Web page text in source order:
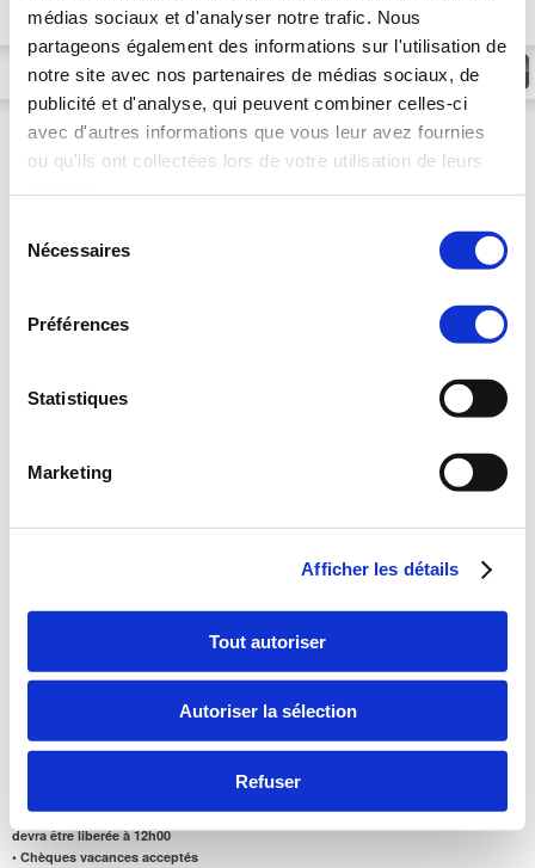
médias sociaux et d'analyser notre trafic. Nous
partageons également des informations sur l'utilisation de
notre site avec nos partenaires de médias sociaux, de
publicité et d'analyse, qui peuvent combiner celles-ci
avec d'autres informations que vous leur avez fournies
ou qu'ils ont collectées lors de votre utilisation de leurs
Nécessaires
Préférences
Statistiques
Marketing
Afficher les détails
Tout autoriser
Autoriser la sélection
Refuser
Centre - Val de Loire
Note : 9.4/10
Château d'Augerville Golf & Spa*****
Fontainebleau | Centre - Val de Loire
Situé à seulement 1h30 de Paris et 30 minutes de Fontainebleau, le Château
d’Augerville Golf & Spa, hôtel 5 étoiles, vous invite à une parenthèse de bien-
être. Niché dans un parc de 100 hectares, cet établissement est un lieu
Entre nature et histoire, découvrez une expérience complète : le
pour vous
Jacques Cœuravec un diner à la carte
sera prête à 16h
devra être liberée à 12h00
• Chèques vacances acceptés